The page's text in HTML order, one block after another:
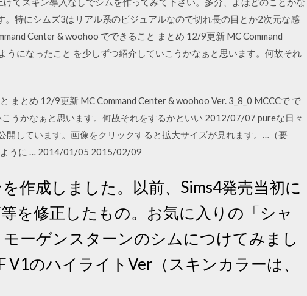
特にシムズ3はリアル系のビジュアルなので切れ長の目とか2次元な感
Center & woohoo でできること まとめ 12/9更新 MC Command
うになったこと を少しずつ紹介していこうかなぁと思います。何故それ
まとめ 12/9更新 MC Command Center & woohoo Ver. 3_8_0 MCCCで で
うかなぁと思います。何故それをするかといい 2012/07/07 pureな日々
開しています。画像をクリックすると拡大サイズが見れます。…（要
ように … 2014/01/05 2015/02/09
作成しました。以前、Sims4発売当初に
を修正したもの。お気に入りの「シャ
ーゲンスターンのシムにつけてみまし
V1のハイライトVer（スキンカラーは、